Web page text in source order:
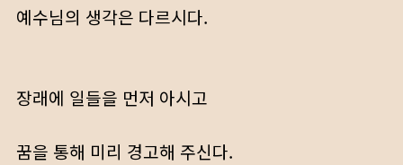
예수님의 생각은 다르시다.
장래에 일들을 먼저 아시고
꿈을 통해 미리 경고해 주신다.